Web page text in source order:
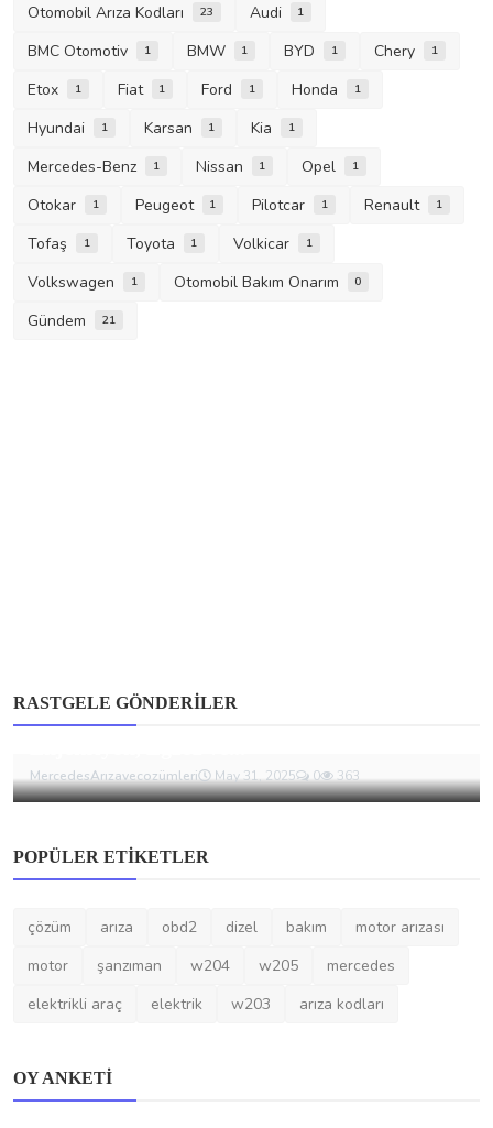
Otomobil Arıza Kodları 23 Audi 1
BMC Otomotiv 1 BMW 1 BYD 1 Chery 1
Etox 1 Fiat 1 Ford 1 Honda 1
Hyundai 1 Karsan 1 Kia 1
Mercedes-Benz 1 Nissan 1 Opel 1
Otokar 1 Peugeot 1 Pilotcar 1 Renault 1
Tofaş 1 Toyota 1 Volkicar 1
Volkswagen 1 Otomobil Bakım Onarım 0
Gündem 21
RASTGELE GÖNDERILER
Mercedes-Benz B 200 CDI İçin Dizel
MercedesArızavecozümleri May 31, 2025 0 363
POPÜLER ETIKETLER
çözüm arıza obd2 dizel bakım
motor arızası
motor
şanzıman w204 w205
mercedes
elektrikli araç
elektrik w203 arıza kodları
OY ANKETI